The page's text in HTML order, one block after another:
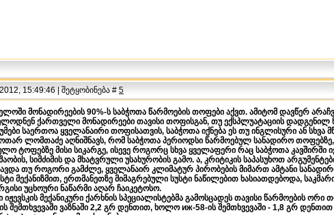
15:49:46 | შეტყობინება # 5
მონადირეების 90%-ს საბჭოთა წარმოების თოფები აქვთ. ამიტომ დავწერ
ქართველი მონადირეები თავისი თოფისგან, თუ ექსპლუატაციის დადგენილ
საერთოა ყველანაირი თოფისათვის, საბჭოთა იქნება ეს თუ ინგლისური ან სხვა
ლომთაძე აღნიშნავს, რომ საბჭოთა პერიოდსი წარმოებულ სანადირო
ტოფებზე მისი სიკარგე, ისევე როგორც სხვა ყველაფერი რაც საბჭოთა კავშირში
სიმძიმის და მხატვრული უსახურობის გამო. ა, კრიტიკის საპასუხოთ
თუ როგორი გამძლე, ყველანაირ კლიმატურ პირობების მიმართ ამტანი
მექანიზმით, ერთმანეთზე მიმაგრებული სუსტი ნაწილებით ხასიათდებოდა,
უცხოური ნაწარმი აღარ ჩაიკეტოსო.
იჟევსკის მექანიკური ქარხნის სპეციალისტებმა გამოსცადეს თავისი წარმოების
შემთხვევაში ვაზნაში 2,2 გრ დენთით, ხოლო иж-58-ის შემთხვევაში - 1,8 გრ